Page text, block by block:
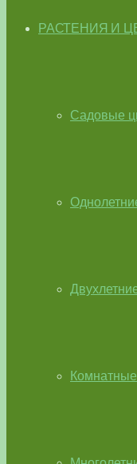
РАСТЕНИЯ И
Садовые